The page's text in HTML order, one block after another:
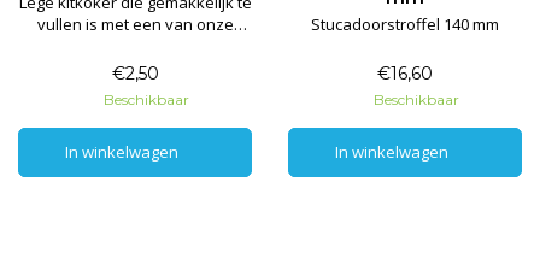
vullen is met een van onze
€2,50
Beschikbaar
In winkelwagen
In winkelwagen
Stucadoorstroffel 140 mm
€16,60
Beschikbaar
In winkelwagen
In winkelwagen